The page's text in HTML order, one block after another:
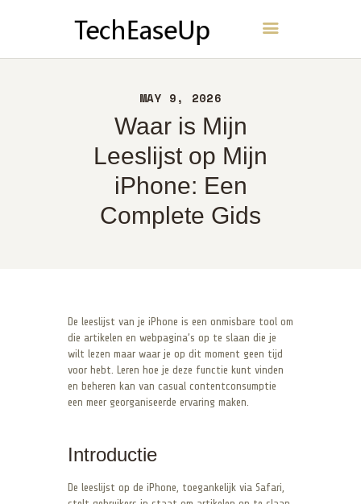
MAY 9, 2026
Waar is Mijn
Leeslijst op Mijn
iPhone: Een
Complete Gids
TechEaseUp
CONTACT
BELEID
NEDERLANDS
De leeslijst van je iPhone is een onmisbare tool om
die artikelen en webpagina’s op te slaan die je
wilt lezen maar waar je op dit moment geen tijd
voor hebt. Leren hoe je deze functie kunt vinden
en beheren kan van casual contentconsumptie
een meer georganiseerde ervaring maken.
Introductie
De leeslijst op de iPhone, toegankelijk via Safari,